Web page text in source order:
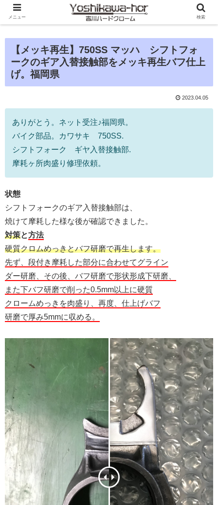
【メッキ再生】750SS マッハ シフトフォ
ークのギア入替接触部をメッキ再生バフ仕上
げ。福岡県
2023.04.05
ありがとう。ネット受注♪福岡県。
バイク部品。カワサキ 750SS.
シフトフォーク ギヤ入替接触部.
摩耗ヶ所肉盛り修理依頼。
状態
シフトフォークのギア入替接触部は、
焼けて摩耗した様な後が確認できました。
対策と方法
硬質クロムめっきとバフ研磨で再生します。
先ず、段付き摩耗した部分に合わせてグライン
ダー研磨、その後、バフ研磨で形状形成下研磨、
また下バフ研磨で削った0.5mm以上に硬質
クロームめっきを肉盛り、再度、仕上げバフ
研磨で厚み5mmに収める。
メニュー 検索